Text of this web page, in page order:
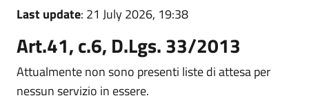
Last update: 21 July 2026, 19:38
Art.41, c.6, D.Lgs. 33/2013
Attualmente non sono presenti liste di attesa per
nessun servizio in essere.